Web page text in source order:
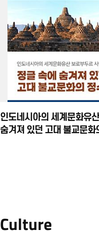
인도네시아의 세계문화유
숨겨져 있던 고대 불교문화
Culture